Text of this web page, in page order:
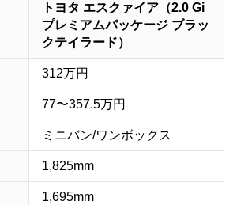
トヨタ エスクァイア（2.0 Gi
プレミアムパッケージ ブラッ
クテイラード）
312万円
77〜357.5万円
ミニバン/ワンボックス
1,825mm
1,695mm